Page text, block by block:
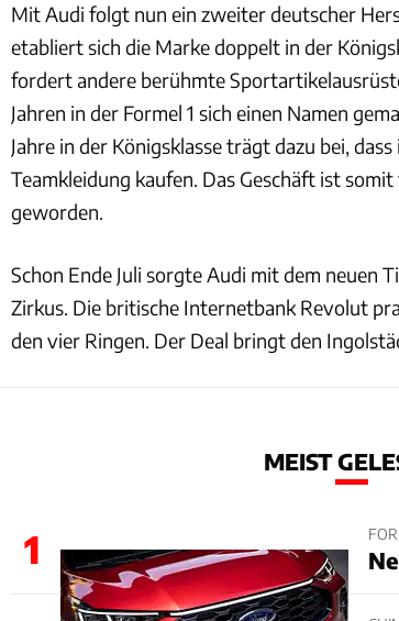
Mit Audi folgt nun ein zweiter deutscher
etabliert sich die Marke doppelt in der
fordert andere berühmte
Jahren in der Formel 1 sich einen Namen
Jahre in der Königsklasse trägt dazu bei,
Teamkleidung kaufen. Das Geschäft ist
geworden.
Schon Ende Juli sorgte Audi mit dem neuen
Zirkus. Die britische Internetbank Revolut
den vier Ringen. Der Deal bringt den
MEIST
1